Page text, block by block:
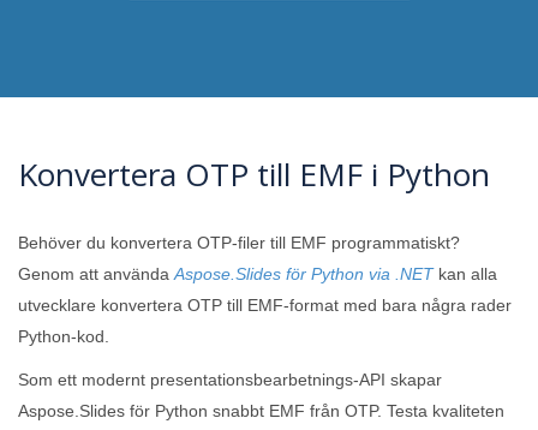
Konvertera OTP till EMF i Python
Behöver du konvertera OTP-filer till EMF programmatiskt?
Genom att använda Aspose.Slides för Python via .NETkan alla
utvecklare konvertera OTP till EMF-format med bara några rader
Python-kod.
Som ett modernt presentationsbearbetnings-API skapar
Aspose.Slides för Python snabbt EMF från OTP. Testa kvaliteten